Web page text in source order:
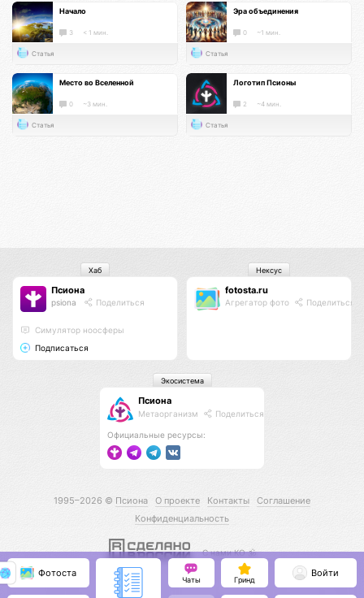
Начало
3 < 1 мин.
Статья
Эра объединения
0 ~1 мин.
Статья
Место во Вселенной
0 ~3 мин.
Статья
Логотип Псионы
2 ~4 мин.
Статья
Псиона
psiona Поделиться
Cимулятор ноосферы
Подписаться
Хаб
fotosta.ru
Агрегатор фото Поделиться
Нексус
Псиона
Метаорганизм Поделиться
Официальные ресурсы:
Экосистема
1995–2026 © Псиона О проекте Контакты
Соглашение
Конфиденциальность
С нами КО 🕉️
Фотоста
Чаты Гринд
Войти